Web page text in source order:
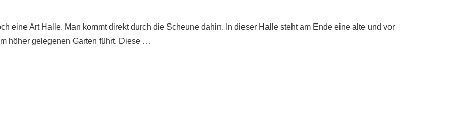
eine Art Halle. Man kommt direkt durch die Scheune dahin. In dieser Halle steht am Ende eine alte und vor
höher gelegenen Garten führt. Diese …